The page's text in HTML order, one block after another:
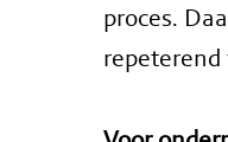
proces.